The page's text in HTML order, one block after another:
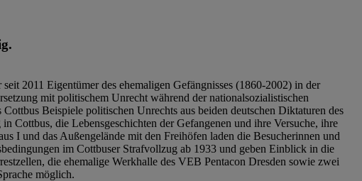
2011 Eigentümer des ehemaligen Gefängnisses (1860-2002) in der
mit politischem Unrecht während der nationalsozialistischen
Beispiele politischen Unrechts aus beiden deutschen Diktaturen des
Cottbus, die Lebensgeschichten der Gefangenen und ihre Versuche, ihre
I und das Außengelände mit den Freihöfen laden die Besucherinnen und
im Cottbuser Strafvollzug ab 1933 und geben Einblick in die
die ehemalige Werkhalle des VEB Pentacon Dresden sowie zwei
möglich.